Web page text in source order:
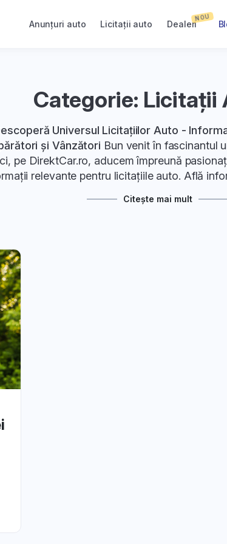
Anunțuri auto Licitații auto Dealeri
NOU
Categorie: Licitații
Universul Licitațiilor Auto -
și Vânzători Bun venit în fascinantul
pe DirektCar.ro, aducem împreună
relevante pentru licitațiile auto. Află
această călătorie.
conceptul de
de bază la avantajele implicate,
despre platforma noastră, cu accent
navigarea prin oferte și participarea la
De la explorarea ofertelor până la
Citește mai mult